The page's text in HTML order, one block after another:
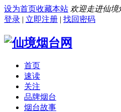
设为首页收藏本站 欢迎走进仙境
登录 | 立即注册 | 找回密码
首页
速读
关注
品牌烟台
烟台故事